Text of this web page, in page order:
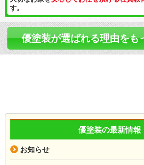
す。
優塗装が選ばれる理由をも
優塗装の最新情報
お知らせ